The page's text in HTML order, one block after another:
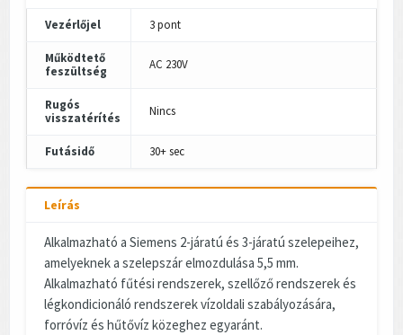
Vezérlőjel 3 pont
Működtető
feszültség
AC 230V
Rugós
visszatérítés
Nincs
Futásidő 30+ sec
Leírás
Alkalmazható a Siemens 2-járatú és 3-járatú szelepeihez,
amelyeknek a szelepszár elmozdulása 5,5 mm.
Alkalmazható fűtési rendszerek, szellőző rendszerek és
légkondicionáló rendszerek vízoldali szabályozására,
forróvíz és hűtővíz közeghez egyaránt.